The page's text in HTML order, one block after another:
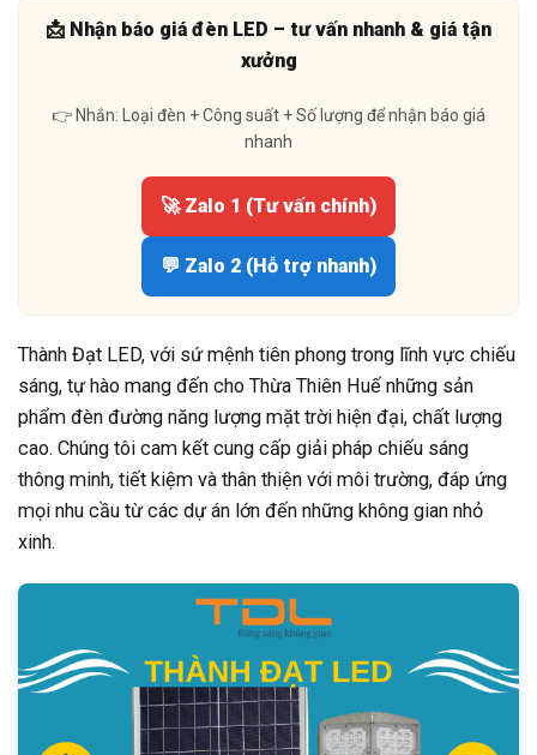
📩 Nhận báo giá đèn LED – tư vấn nhanh & giá tận
xưởng
👉 Nhắn: Loại đèn + Công suất + Số lượng để nhận báo giá
nhanh
🚀 Zalo 1 (Tư vấn chính)
💬 Zalo 2 (Hỗ trợ nhanh)
Thành Đạt LED, với sứ mệnh tiên phong trong lĩnh vực chiếu
sáng, tự hào mang đến cho Thừa Thiên Huế những sản
phẩm đèn đường năng lượng mặt trời hiện đại, chất lượng
cao. Chúng tôi cam kết cung cấp giải pháp chiếu sáng
thông minh, tiết kiệm và thân thiện với môi trường, đáp ứng
mọi nhu cầu từ các dự án lớn đến những không gian nhỏ
xinh.